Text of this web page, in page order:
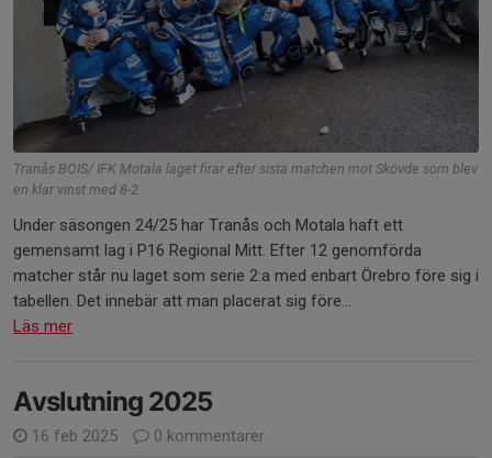
Tranås BOIS/ IFK Motala laget firar efter sista matchen mot Skövde som blev
en klar vinst med 8-2
Under säsongen 24/25 har Tranås och Motala haft ett
gemensamt lag i P16 Regional Mitt. Efter 12 genomförda
matcher står nu laget som serie 2:a med enbart Örebro före sig i
tabellen. Det innebär att man placerat sig före...
Läs mer
Avslutning 2025
16 feb 2025 0 kommentarer